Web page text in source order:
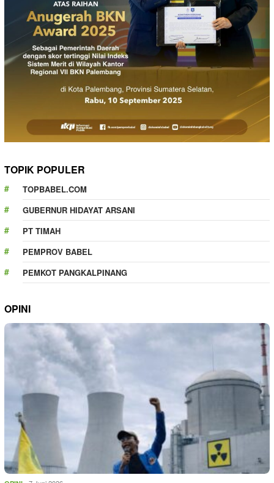
TOPIK POPULER
TOPBABEL.COM
GUBERNUR HIDAYAT ARSANI
PT TIMAH
PEMPROV BABEL
PEMKOT PANGKALPINANG
OPINI